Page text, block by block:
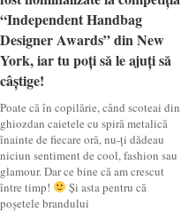
“Independent Handbag
Designer Awards” din New
York, iar tu poți să le ajuți să
câștige!
Poate că în copilărie, când scoteai din
ghiozdan caietele cu spiră metalică
înainte de fiecare oră, nu-ți dădeau
niciun sentiment de cool, fashion sau
glamour. Dar ce bine că am crescut
între timp!
Și asta pentru că
poșetele brandului
“Independent Handbag
Designer Awards” din New
York, iar tu poți să le ajuți să
câștige!